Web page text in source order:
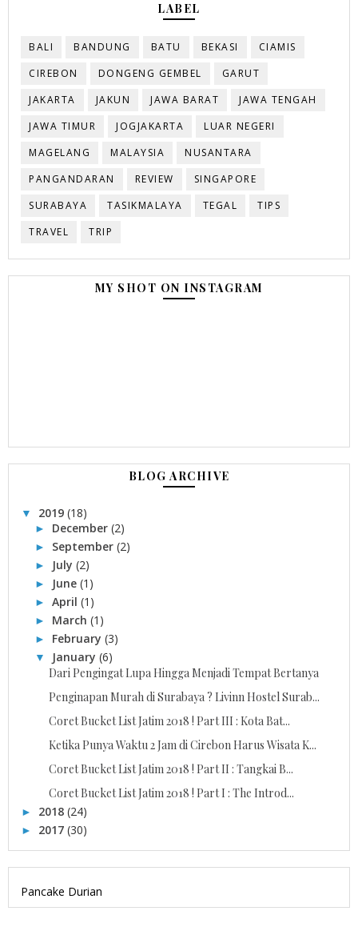
LABEL
BALI BANDUNG BATU BEKASI
CIAMIS
CIREBON
DONGENG GEMBEL
GARUT
JAKARTA
JAKUN JAWA BARAT
JAWA TENGAH
JAWA TIMUR
JOGJAKARTA
LUAR NEGERI
MAGELANG
MALAYSIA
NUSANTARA
PANGANDARAN
REVIEW
SINGAPORE
SURABAYA
TASIKMALAYA TEGAL
TIPS
TRAVEL
TRIP
MY SHOT ON INSTAGRAM
BLOG ARCHIVE
▼ 2019 (18)
► December (2)
► September (2)
► July (2)
► June (1)
► April (1)
► March (1)
► February (3)
▼ January (6)
Dari Pengingat Lupa Hingga Menjadi Tempat Bertanya
Penginapan Murah di Surabaya ? Livinn Hostel Surab...
Coret Bucket List Jatim 2018 ! Part III : Kota Bat...
Ketika Punya Waktu 2 Jam di Cirebon Harus Wisata K...
Coret Bucket List Jatim 2018 ! Part II : Tangkai B...
Coret Bucket List Jatim 2018 ! Part I : The Introd...
► 2018 (24)
► 2017 (30)
Pancake Durian